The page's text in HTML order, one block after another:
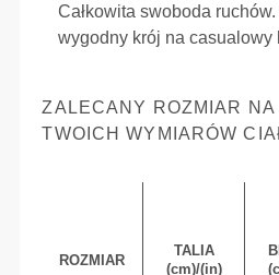
Całkowita swoboda
wygodny krój na casualowy
ZALECANY ROZMIAR NA
TWOICH WYMIARÓW
ROZMIAR
TALIA
(cm)/(in)